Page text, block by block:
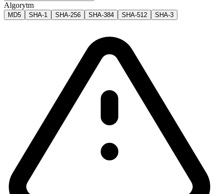
Algorytm
MD5 SHA-1 SHA-256 SHA-384 SHA-512 SHA-3